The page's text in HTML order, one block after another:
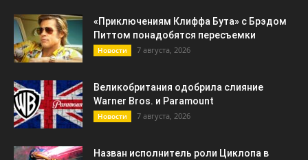
«Приключениям Клиффа Бута» с Брэдом
Питтом понадобятся пересъемки
Новости 7 августа, 2026
Великобритания одобрила слияние
Warner Bros. и Paramount
Новости 7 августа, 2026
Назван исполнитель роли Циклопа в